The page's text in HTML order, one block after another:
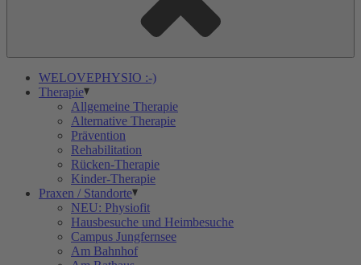
WELOVEPHYSIO :-)
Therapie
Allgemeine Therapie
Alternative Therapie
Prävention
Rehabilitation
Rücken-Therapie
Kinder-Therapie
Praxen / Standorte
NEU: Physiofit
Hausbesuche und Heimbesuche
Campus Jungfernsee
Am Bahnhof